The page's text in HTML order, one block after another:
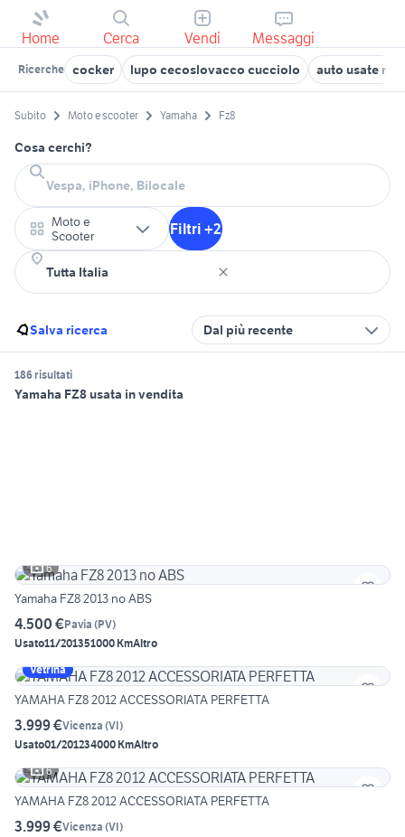
Home Cerca Vendi Messaggi
Ricerche cocker lupo cecoslovacco cucciolo auto usate
Subito Moto e scooter Yamaha Fz8
Cosa cerchi?
Moto e
Scooter
Filtri +2
Salva ricerca Dal più recente
186 risultati
Yamaha FZ8 usata in vendita
6
Yamaha FZ8 2013 no ABS
4.500 €Pavia (PV)
Usato11/201351000 KmAltro
Vetrina
YAMAHA FZ8 2012 ACCESSORIATA PERFETTA
3.999 €Vicenza (VI)
Usato01/201234000 KmAltro
6
YAMAHA FZ8 2012 ACCESSORIATA PERFETTA
3.999 €Vicenza (VI)